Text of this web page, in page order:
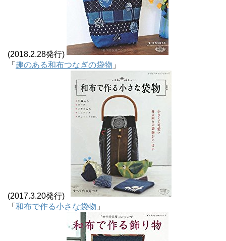
(2018.2.28発行)
「 趣のある和布つなぎの袋物 」
(2017.3.20発行)
「 和布で作る小さな袋物 」